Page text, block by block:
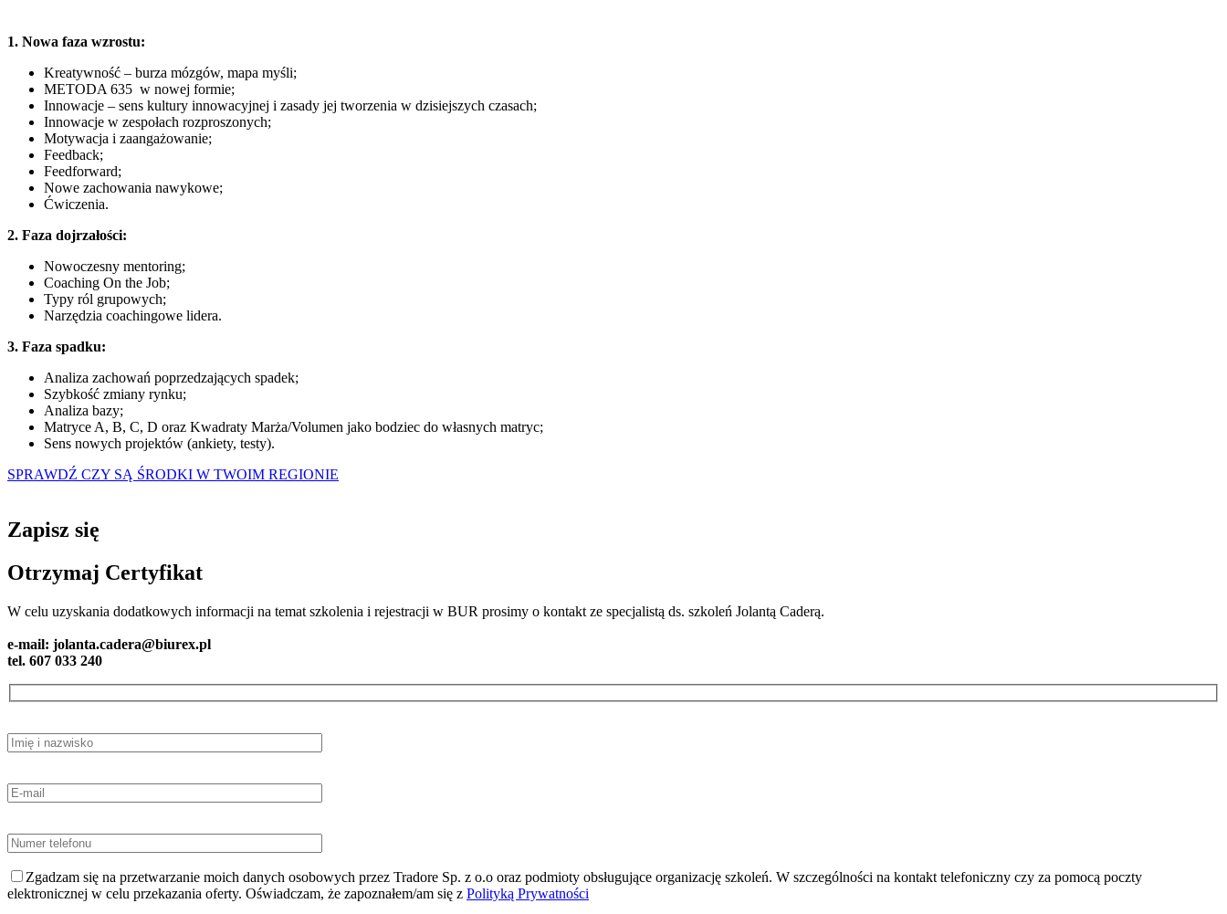
1. Nowa faza wzrostu:
Kreatywność – burza mózgów, mapa myśli;
METODA 635 w nowej formie;
Innowacje – sens kultury innowacyjnej i zasady jej tworzenia w dzisiejszych czasach;
Innowacje w zespołach rozproszonych;
Motywacja i zaangażowanie;
Feedback;
Feedforward;
Nowe zachowania nawykowe;
Ćwiczenia.
2. Faza dojrzałości:
Nowoczesny mentoring;
Coaching On the Job;
Typy ról grupowych;
Narzędzia coachingowe lidera.
3. Faza spadku:
Analiza zachowań poprzedzających spadek;
Szybkość zmiany rynku;
Analiza bazy;
Matryce A, B, C, D oraz Kwadraty Marża/Volumen jako bodziec do własnych matryc;
Sens nowych projektów (ankiety, testy).
SPRAWDŹ CZY SĄ ŚRODKI W TWOIM REGIONIE
Zapisz się
Otrzymaj Certyfikat
W celu uzyskania dodatkowych informacji na temat szkolenia i rejestracji w BUR prosimy o kontakt ze specjalistą ds. szkoleń Jolantą Caderą.
e-mail: jolanta.cadera@biurex.pl
tel. 607 033 240
Zgadzam się na przetwarzanie moich danych osobowych przez Tradore Sp. z o.o oraz podmioty obsługujące organizację szkoleń. W szczególności na kontakt telefoniczny czy za pomocą poczty
elektronicznej w celu przekazania oferty. Oświadczam, że zapoznałem/am się z Polityką Prywatności